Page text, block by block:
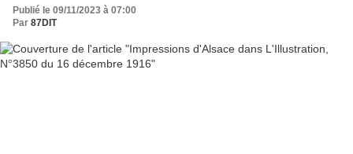
Publié le 09/11/2023 à 07:00
Par 87DIT